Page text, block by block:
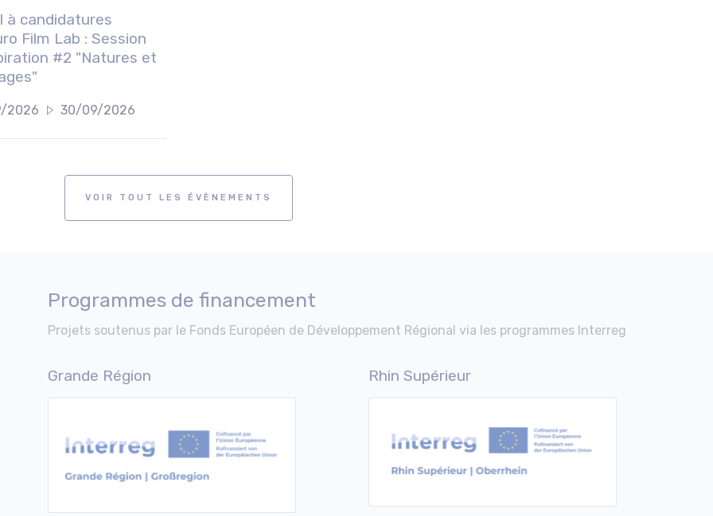
à candidatures
Film Lab : Session
#2 "Natures et
2026 30/09/2026
VOIR TOUT LES ÉVÈNEMENTS
Programmes de financement
Projets soutenus par le Fonds Européen de Développement Régional via les programmes Interreg
Grande Région Rhin Supérieur